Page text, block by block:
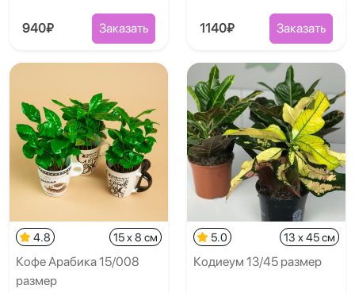
940₽ Заказать 1140₽ Заказать
4.8 15 x 8 см
Кофе Арабика 15/008
размер
5.0 13 x 45 см
Кодиеум 13/45 размер